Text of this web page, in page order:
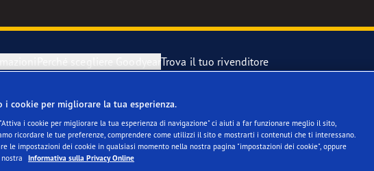
di un pneumatici sgonfio
di scorta
Perché scegliere Goodyear
Blimp
RACING
Trova il tuo rivenditore
i cookie per migliorare la tua esperienza.
i cookie per migliorare la tua esperienza di navigazione" ci aiuti a far funzionare meglio il sito,
ricordare le tue preferenze, comprendere come utilizzi il sito e mostrarti i contenuti che ti interessano.
le impostazioni dei cookie in qualsiasi momento nella nostra pagina "impostazioni dei cookie", oppure
Informativa sulla Privacy Online